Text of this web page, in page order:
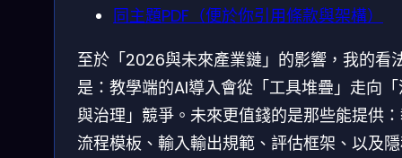
同主題PDF（便於你引用條款與架構）
至於「2026與未來產業鏈」的影響，我的看
是：教學端的AI導入會從「工具堆疊」走向
與治理」競爭。未來更值錢的是那些能提供
流程模板、輸入輸出規範、評估框架、以及